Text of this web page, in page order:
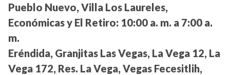
Pueblo Nuevo, Villa Los Laureles,
Económicas y El Retiro: 10:00 a. m. a 7:00 a.
m.
Eréndida, Granjitas Las Vegas, La Vega 12, La
Vega 172, Res. La Vega, Vegas Fecesitlih,